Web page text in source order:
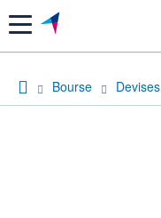
Menu
Bourse Devises